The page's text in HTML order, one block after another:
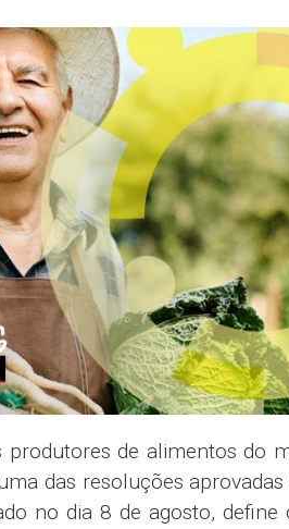
de alimentos do
das resoluções
no dia 8 de agosto,